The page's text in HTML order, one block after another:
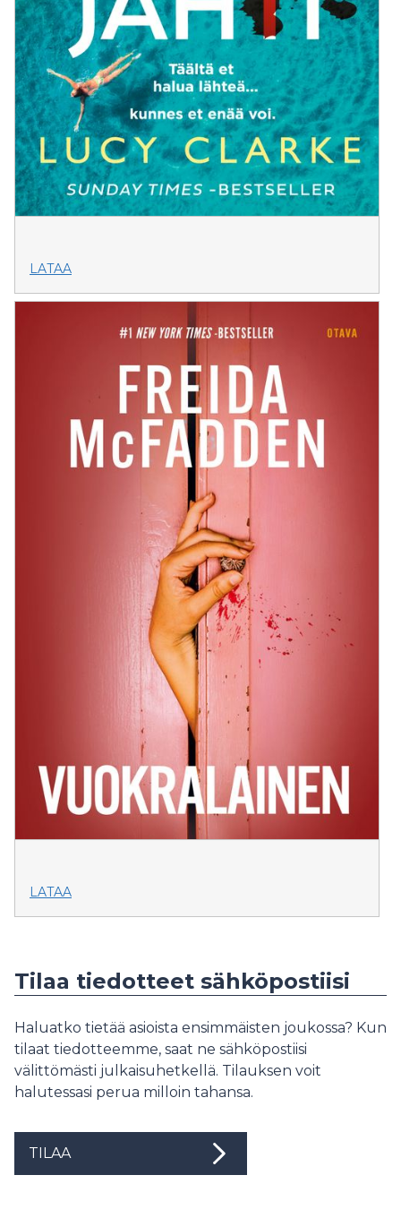
LATAA
LATAA
Tilaa tiedotteet sähköpostiisi
Haluatko tietää asioista ensimmäisten joukossa? Kun
tilaat tiedotteemme, saat ne sähköpostiisi
välittömästi julkaisuhetkellä. Tilauksen voit
halutessasi perua milloin tahansa.
TILAA